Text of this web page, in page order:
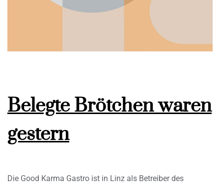
Belegte Brötchen waren
gestern
Die Good Karma Gastro ist in Linz als Betreiber des